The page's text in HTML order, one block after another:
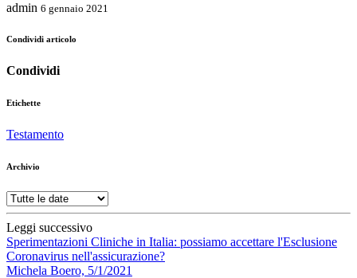
admin 6 gennaio 2021
Condividi articolo
Condividi
Etichette
Testamento
Archivio
Leggi successivo
Sperimentazioni Cliniche in Italia: possiamo accettare l'Esclusione
Coronavirus nell'assicurazione?
Michela Boero, 5/1/2021